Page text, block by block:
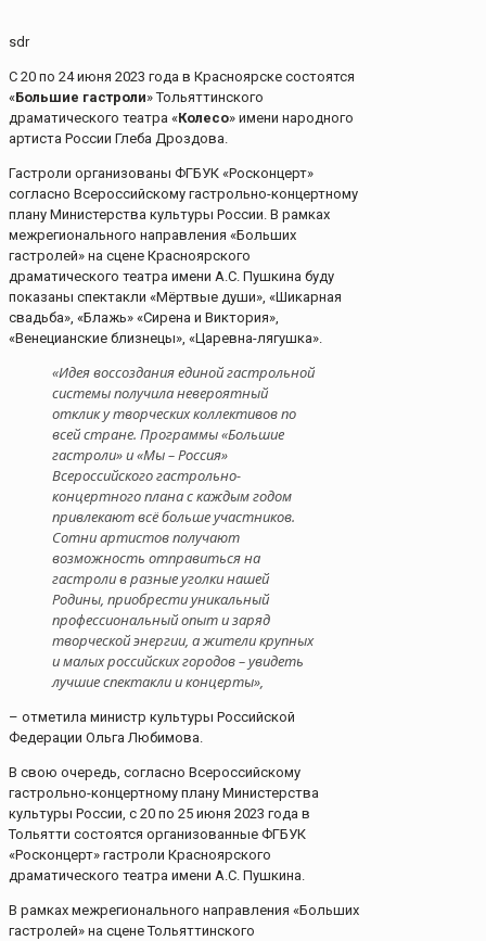
sdr
С 20 по 24 июня 2023 года в Красноярске состоятся
«Большие гастроли» Тольяттинского
драматического театра «Колесо» имени народного
артиста России Глеба Дроздова.
Гастроли организованы ФГБУК «Росконцерт»
согласно Всероссийскому гастрольно-концертному
плану Министерства культуры России. В рамках
межрегионального направления «Больших
гастролей» на сцене Красноярского
драматического театра имени А.С. Пушкина буду
показаны спектакли «Мёртвые души», «Шикарная
свадьба», «Блажь» «Сирена и Виктория»,
«Венецианские близнецы», «Царевна-лягушка».
«Идея воссоздания единой гастрольной
системы получила невероятный
отклик у творческих коллективов по
всей стране. Программы «Большие
гастроли» и «Мы – Россия»
Всероссийского гастрольно-
концертного плана с каждым годом
привлекают всё больше участников.
Сотни артистов получают
возможность отправиться на
гастроли в разные уголки нашей
Родины, приобрести уникальный
профессиональный опыт и заряд
творческой энергии, а жители крупных
и малых российских городов – увидеть
лучшие спектакли и концерты»,
– отметила министр культуры Российской
Федерации Ольга Любимова.
В свою очередь, согласно Всероссийскому
гастрольно-концертному плану Министерства
культуры России, с 20 по 25 июня 2023 года в
Тольятти состоятся организованные ФГБУК
«Росконцерт» гастроли Красноярского
драматического театра имени А.С. Пушкина.
В рамках межрегионального направления «Больших
гастролей» на сцене Тольяттинского